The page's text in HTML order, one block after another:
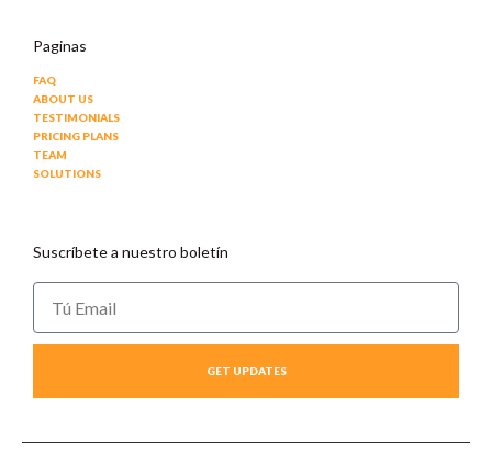
Paginas
FAQ
ABOUT US
TESTIMONIALS
PRICING PLANS
TEAM
SOLUTIONS
Suscríbete a nuestro boletín
GET UPDATES